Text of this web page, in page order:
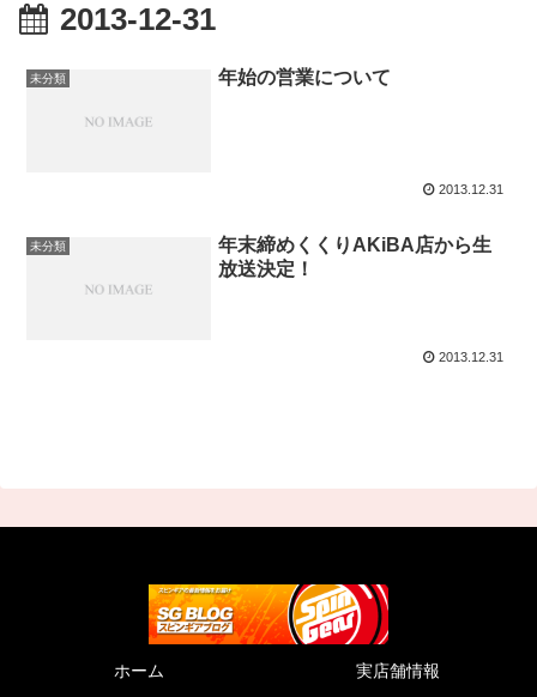
2013-12-31
未分類 年始の営業について
2013.12.31
未分類
年末締めくくりAKiBA店から生
放送決定！
2013.12.31
ホーム
実店舗情報